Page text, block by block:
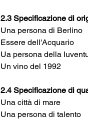
2.3 Specificazione di
Una persona di Berlino
Essere dell'Acquario
Ua persona della
Un vino del 1992
2.4 Specificazione di
Una città di mare
Una persona di talento